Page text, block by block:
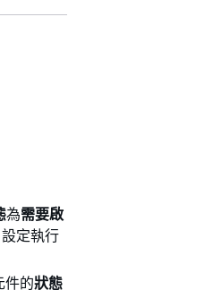
為需要啟
定執行
件的狀態